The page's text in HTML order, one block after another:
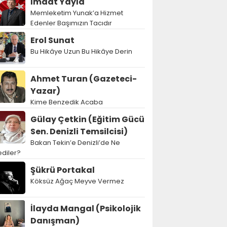
Memleketim Yunak’a Hizmet
Edenler Başımızın Tacıdır
Erol Sunat
Bu Hikâye Uzun Bu Hikâye Derin
Ahmet Turan (Gazeteci-
Yazar)
Kime Benzedik Acaba
Gülay Çetkin (Eğitim Gücü
Sen. Denizli Temsilcisi)
Bakan Tekin’e Denizli’de Ne
Şükrü Portakal
Köksüz Ağaç Meyve Vermez
İlayda Mangal (Psikolojik
Danışman)